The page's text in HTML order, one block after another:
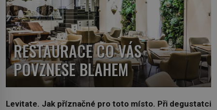
RESTAURACE CO VÁS
POVZNESE BLAHEM
Levitate. Jak příznačné pro toto místo. Při degustatci